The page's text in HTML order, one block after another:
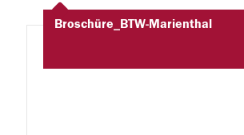
Broschüre_BTW-Marienthal